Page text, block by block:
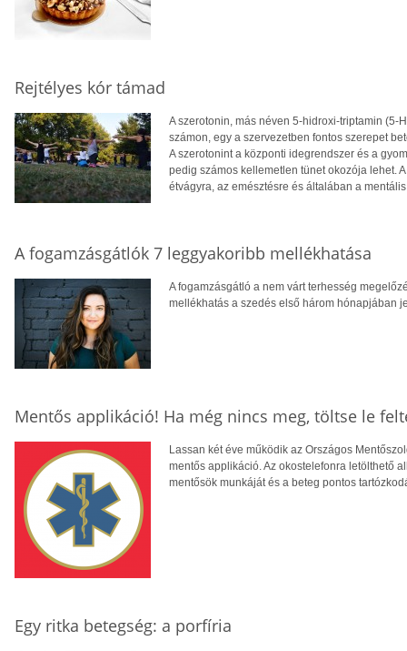
Rejtélyes kór támad
A szerotonin, más néven 5-hidroxi-triptamin (5-
számon, egy a szervezetben fontos szerepet
A szerotonint a központi idegrendszer és a
pedig számos kellemetlen tünet okozója lehet.
étvágyra, az emésztésre és általában a
A fogamzásgátlók 7 leggyakoribb mellékhatása
A fogamzásgátló a nem várt terhesség
mellékhatás a szedés első három hónapjában
Mentős applikáció! Ha még nincs meg, töltse le
Lassan két éve működik az Országos
mentős applikáció. Az okostelefonra letölthető
mentősök munkáját és a beteg pontos
Egy ritka betegség: a porfíria